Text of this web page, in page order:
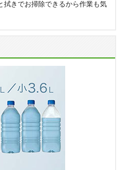
拭きでお掃除できるから作業も気